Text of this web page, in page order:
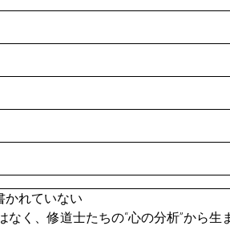
かれていない
く、修道士たちの“心の分析”から生